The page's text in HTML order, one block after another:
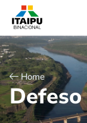
Home
Defeso